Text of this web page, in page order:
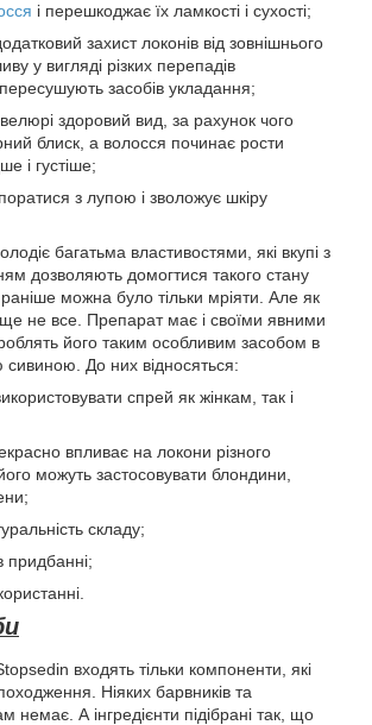
і перешкоджає їх ламкості і сухості;
захист локонів від зовнішнього
у вигляді різких перепадів
засобів укладання;
здоровий вид, за рахунок чого
блиск, а волосся починає рости
і густіше;
з лупою і зволожує шкіру
багатьма властивостями, які вкупі з
дозволяють домогтися такого стану
можна було тільки мріяти. Але як
ще не все. Препарат має і своїми явними
його таким особливим засобом в
сивиною. До них відносяться:
спрей як жінкам, так і
впливає на локони різного
можуть застосовувати блондини,
складу;
придбанні;
входять тільки компоненти, які
Ніяких барвників та
немає. А інгредієнти підібрані так, що